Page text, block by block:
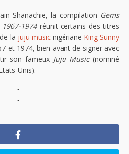
Shanachie, la compilation Gems
1974réunit certains des titres
la juju musicnigériane King Sunny
et 1974, bien avant de signer avec
son fameux Juju Music(nominé
Unis).
"
"